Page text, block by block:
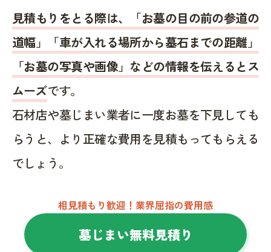
見積もりをとる際は、「お墓の目の前の参道の
道幅」「車が入れる場所から墓石までの距離」
「お墓の写真や画像」などの情報を伝えるとス
ムーズです。
石材店や墓じまい業者に一度お墓を下見しても
らうと、より正確な費用を見積もってもらえる
でしょう。
相見積もり歓迎！業界屈指の費用感
墓じまい無料見積り